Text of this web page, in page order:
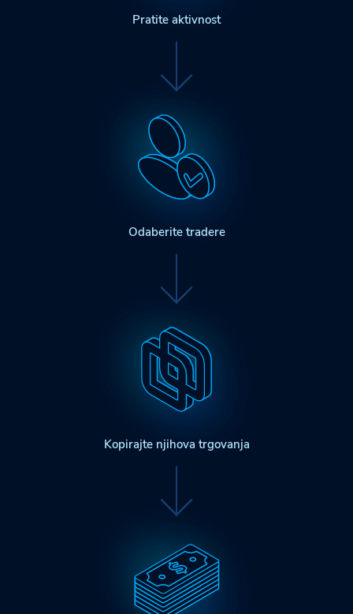
Pratite aktivnost
Odaberite tradere
Kopirajte njihova trgovanja